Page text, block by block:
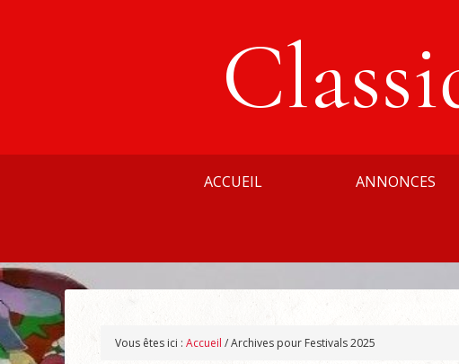
ACCUEIL ANNONCES
Vous êtes ici : Accueil /Archives pour Festivals 2025